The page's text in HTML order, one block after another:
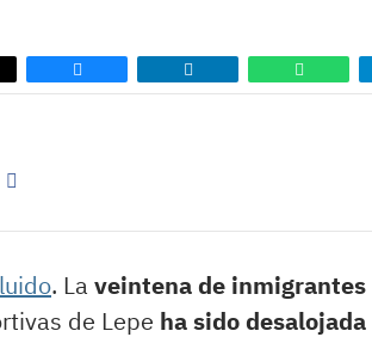
. La veintena de inmigrantes
de Lepe ha sido desalojada